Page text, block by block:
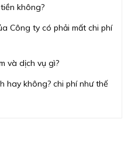
không?
Công ty có phải mất chi phí
và dịch vụ gì?
hay không? chi phí như thế